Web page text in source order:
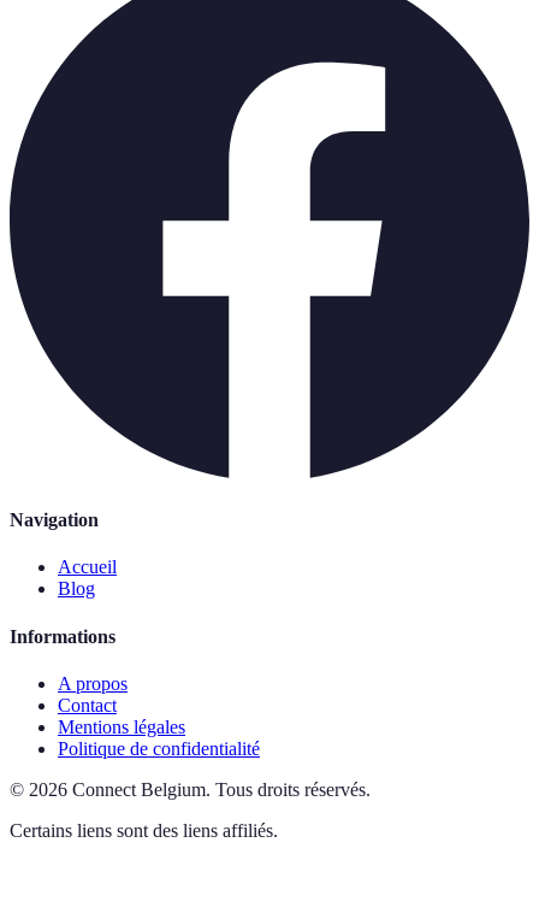
Navigation
Accueil
Blog
Informations
A propos
Contact
Mentions légales
Politique de confidentialité
© 2026 Connect Belgium. Tous droits réservés.
Certains liens sont des liens affiliés.